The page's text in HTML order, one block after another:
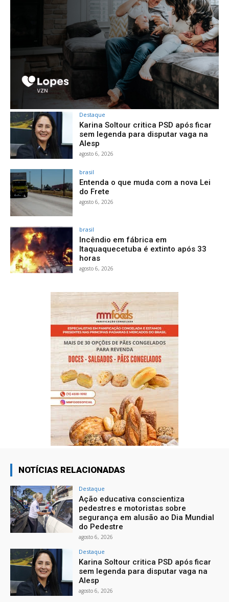
Destaque
Karina Soltour critica PSD após ficar
sem legenda para disputar vaga na
Alesp
agosto 6, 2026
brasil
Entenda o que muda com a nova Lei
do Frete
agosto 6, 2026
brasil
Incêndio em fábrica em
Itaquaquecetuba é extinto após 33
horas
agosto 6, 2026
NOTÍCIAS RELACIONADAS
Destaque
Ação educativa conscientiza
pedestres e motoristas sobre
segurança em alusão ao Dia Mundial
do Pedestre
agosto 6, 2026
Destaque
Karina Soltour critica PSD após ficar
sem legenda para disputar vaga na
Alesp
agosto 6, 2026